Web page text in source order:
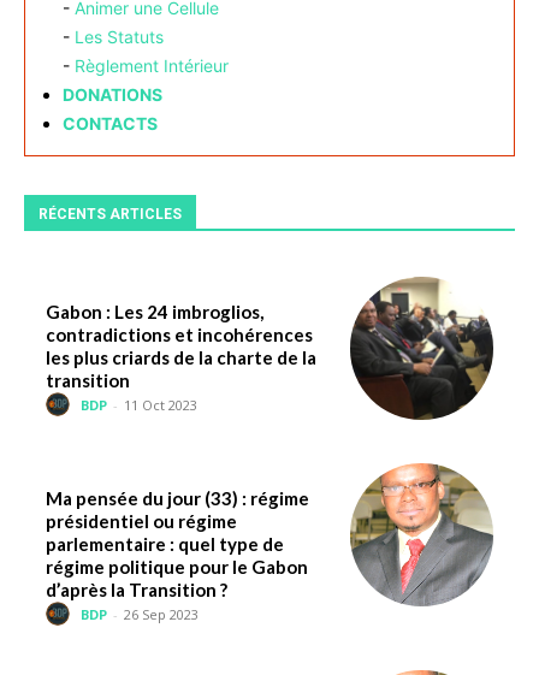
- Animer une Cellule
- Les Statuts
- Règlement Intérieur
DONATIONS
CONTACTS
RÉCENTS ARTICLES
Gabon : Les 24 imbroglios,
contradictions et incohérences
les plus criards de la charte de la
transition
BDP - 11 Oct 2023
Ma pensée du jour (33) : régime
présidentiel ou régime
parlementaire : quel type de
régime politique pour le Gabon
d’après la Transition ?
BDP - 26 Sep 2023